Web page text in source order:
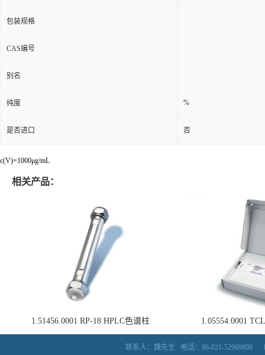
包装规格
CAS编号
别名
纯度 %
是否进口 否
c(V)=1000μg/mL
相关产品：
1.51456.0001 RP-18 HPLC色谱柱 1.05554.0001
联系人：魏先生 电话：86-021-52969808